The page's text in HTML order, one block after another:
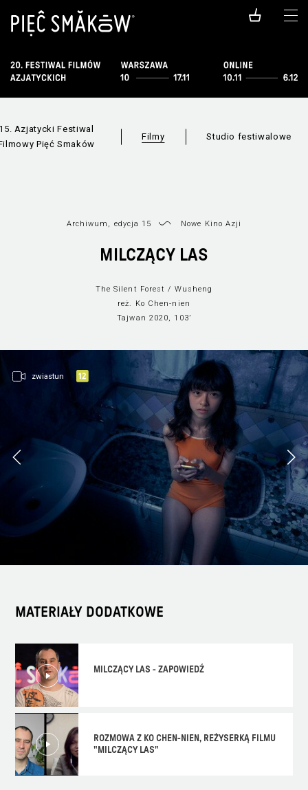
Azjatycki Festiwal
Pięć Smaków
Filmy
Wszystkie sekcje
Studio festiwalowe
Archiwum, edycja 15 Nowe Kino Azji
MILCZĄCY LAS
The Silent Forest / Wusheng
reż. Ko Chen-nien
Tajwan 2020, 103’
zwiastun
MATERIAŁY DODATKOWE
MILCZĄCY LAS - ZAPOWIEDŹ
ROZMOWA Z KO CHEN-NIEN, REŻYSERKĄ FILMU
"MILCZĄCY LAS"